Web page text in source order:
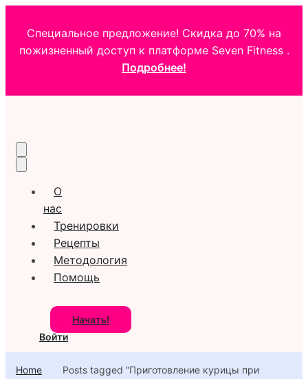
Специальное предложение! Скидка до 70% на
пожизненный доступ к платформе Seven Fitness .
Подробнее!
О
нас
Тренировки
Рецепты
Методология
Помощь
Начать!
Войти
Home
Posts tagged “Приготовление курицы при